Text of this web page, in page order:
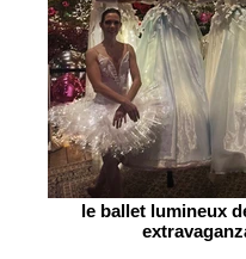
le ballet lumineux